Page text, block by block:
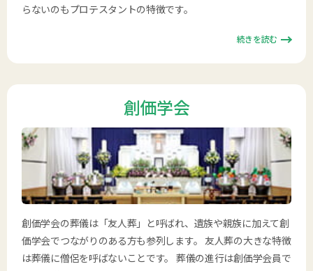
らないのもプロテスタントの特徴です。
続きを読む
創価学会
創価学会の葬儀は「友人葬」と呼ばれ、遺族や親族に加えて創
価学会でつながりのある方も参列します。 友人葬の大きな特徴
は葬儀に僧侶を呼ばないことです。 葬儀の進行は創価学会員で